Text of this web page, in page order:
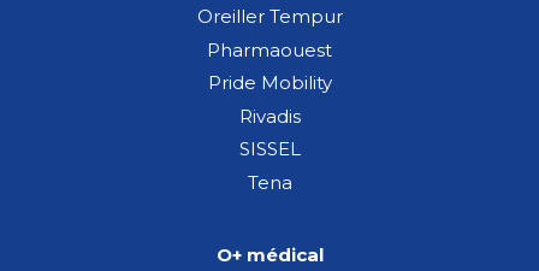
Oreiller Tempur
Pharmaouest
Pride Mobility
Rivadis
SISSEL
Tena
O+ médical